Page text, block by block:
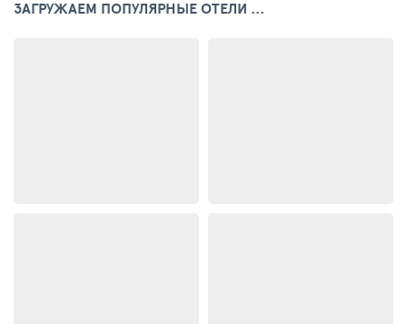
ЗАГРУЖАЕМ ПОПУЛЯРНЫЕ ОТЕЛИ ...